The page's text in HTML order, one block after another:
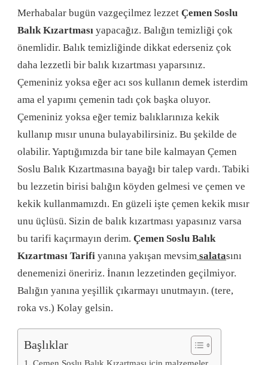
Merhabalar bugün vazgeçilmez lezzet Çemen Soslu
Balık Kızartması yapacağız. Balığın temizliği çok
önemlidir. Balık temizliğinde dikkat ederseniz çok
daha lezzetli bir balık kızartması yaparsınız.
Çemeniniz yoksa eğer acı sos kullanın demek isterdim
ama el yapımı çemenin tadı çok başka oluyor.
Çemeniniz yoksa eğer temiz balıklarınıza kekik
kullanıp mısır ununa bulayabilirsiniz. Bu şekilde de
olabilir. Yaptığımızda bir tane bile kalmayan Çemen
Soslu Balık Kızartmasına bayağı bir talep vardı. Tabiki
bu lezzetin birisi balığın köyden gelmesi ve çemen ve
kekik kullanmamızdı. En güzeli işte çemen kekik mısır
unu üçlüsü. Sizin de balık kızartması yapasınız varsa
bu tarifi kaçırmayın derim. Çemen Soslu Balık
Kızartması Tarifi yanına yakışan mevsim salatasını
denemenizi öneririz. İnanın lezzetinden geçilmiyor.
Balığın yanına yeşillik çıkarmayı unutmayın. (tere,
roka vs.) Kolay gelsin.
Başlıklar
Çemen Soslu Balık Kızartması için malzemeler